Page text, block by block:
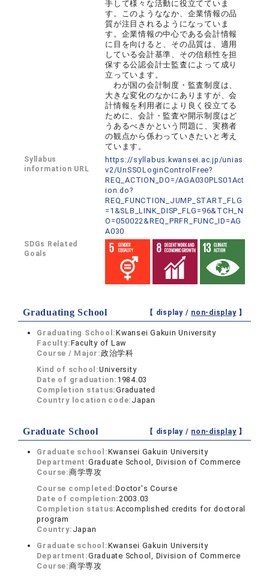
手して様々な活動に役立てていま
す。このようななか、企業情報の品
質が注目されるようになっていま
す。企業情報の中心である会計情報
に目を向けると、その品質は、適用
している会計基準、その信頼性を担
保する公認会計士監査によって成り
立っています。
わが国の会計制度・監査制度は、
大きな変化のなかにありますが、会
計情報を利用者により良く役立てる
ために、会計・監査や開示制度はど
うあるべきかという問題に、実務者
の観点から係わっていきたいと考え
ています。
Syllabus
information URL
https://syllabus.kwansei.ac.jp/unias
v2/UnSSOLoginControlFree?
REQ_ACTION_DO=/AGA030PLS01Act
ion.do?
REQ_FUNCTION_JUMP_START_FLG
=1&SLB_LINK_DISP_FLG=96&TCH_N
O=050022&REQ_PRFR_FUNC_ID=AG
A030
SDGs Related
Goals
Graduating School 【 display / non-display】
Graduating School:Kwansei Gakuin University
Faculty:Faculty of Law
Course / Major:政治学科
Kind of school:University
Date of graduation: 1984.03
Completion status:Graduated
Country location code: Japan
Graduate School 【 display / non-display】
Graduate school:Kwansei Gakuin University
Department:Graduate School, Division of Commerce
Course:商学専攻
Course completed:Doctor's Course
Date of completion:2003.03
Completion status:Accomplished credits for doctoral
program
Country: Japan
Graduate school:Kwansei Gakuin University
Department:Graduate School, Division of Commerce
Course:商学専攻